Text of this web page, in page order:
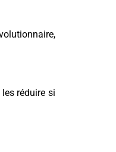
réduire si